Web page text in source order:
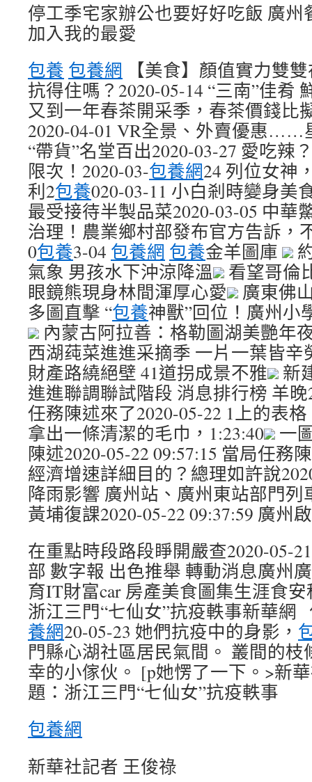
停工季宅家辦公也要好好吃飯 廣
加入我的最愛
包養 包養網 【美食】顏值實力雙
抗得住嗎？2020-05-14 “三南”佳肴
又到一年春茶開采季，春茶價錢比
2020-04-01 VR全景、外賣優惠……
“帶貨”名堂百出2020-03-27 愛吃辣
限次！2020-03-包養網24 列位女神
利2包養020-03-11 小白剎時變身美
最受接待半製品菜2020-03-05 中華
治理！農業鄉村部發布官方告訴，
0包養3-04 包養網 包養金羊圖庫
氣象 男孩水下沖涼降溫
看望哥倫
眼鏡熊現身林間渾厚心愛
廣東佛
多圖直擊 “包養神獸”回位！廣州小
內蒙古阿拉善：格勒圖湖美艷年
西湖莼菜進進采摘季 一片一葉皆辛
財產路繞絕壁 41道拐成景不雅
新
進進聯調聯試階段 消息排行榜 羊
任務陳述來了2020-05-22 1上的表
拿出一條清潔的毛巾，1:23:40
一
陳述2020-05-22 09:57:15 當局任務
經濟增速詳細目的？總理如許說
降雨影響 廣州站、廣州東站部門
黃埔復課2020-05-22 09:37:59 廣州
在重點時段路段睜開嚴查2020-05-
部 數字報 出色推舉 轉動消息廣州
育IT財富car 房產美食圖集生涯食
浙江三門“七仙女”抗疫軼事新華
養網20-05-23 她們抗疫中的身影，
門縣心湖社區居民氣間。 叢間的枝
幸的小傢伙。 [p她愣了一下。>新
題：浙江三門“七仙女”抗疫軼事
包養網
新華社記者 王俊祿